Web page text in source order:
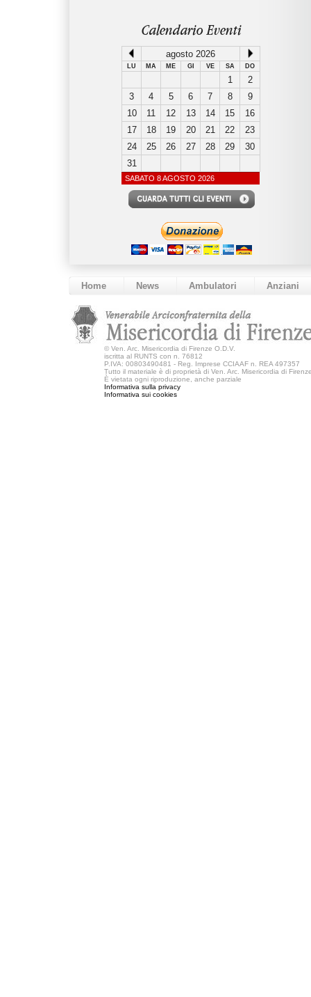
Calendario Eventi
agosto 2026
LU MA ME GI VE SA DO
1
2
3
4 5 6 7 8
9
10
11 12 13 14 15
16
17
18 19 20 21 22
23
24
25 26 27 28 29
30
31
SABATO 8 AGOSTO 2026
Home News Ambulatori Anziani
© Ven. Arc. Misericordia di Firenze O.D.V.
iscritta al RUNTS con n. 76812
P.IVA: 00803490481 - Reg. Imprese CCIAAF n. REA 497357
Tutto il materiale è di proprietà di Ven. Arc. Misericordia di
È vietata ogni riproduzione, anche parziale
Informativa sulla privacy
Informativa sui cookies